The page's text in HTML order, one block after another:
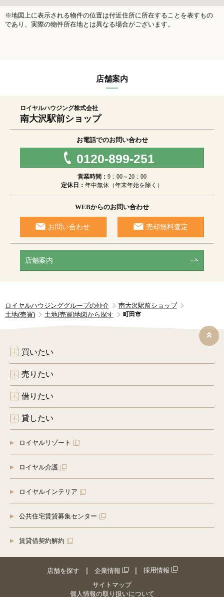
※地図上に表示される物件の位置は付近住所に所在することを表すもの
であり、実際の物件所在地とは異なる場合がございます。
店舗案内
ロイヤルハウジング株式会社
南大沢駅前ショップ
お電話でのお問い合わせ
0120-899-251
営業時間： 9：00～20：00
定休日： 年中無休（年末年始を除く）
WEBからのお問い合わせ
お問い合わせ 売却無料査定
店舗案内
ロイヤルハウジンググループの仲介
南大沢駅前ショップ
土地(売買)
土地(売買)地図から探す 町田市
買いたい
売りたい
借りたい
貸したい
ロイヤルリゾート
ロイヤル介護
ロイヤルインテリア
公共住宅賃貸募集センター
賃貸借契約解約
店舗を探す 企業情報
採用情報
サイトマップ
個人情報の取り扱いについて